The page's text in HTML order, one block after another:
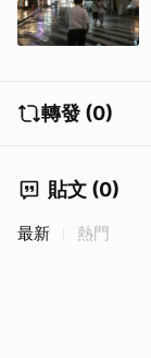
轉發 (0)
貼文 (0)
最新 熱門